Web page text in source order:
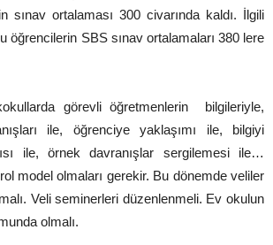
sınav ortalaması 300 civarında kaldı. İlgili
öğrencilerin SBS sınav ortalamaları 380 lere
görevli öğretmenlerin bilgileriyle,
ile, öğrenciye yaklaşımı ile, bilgiyi
ile, örnek davranışlar sergilemesi ile…
model olmaları gerekir. Bu dönemde veliler
Veli seminerleri düzenlenmeli. Ev okulun
olmalı.